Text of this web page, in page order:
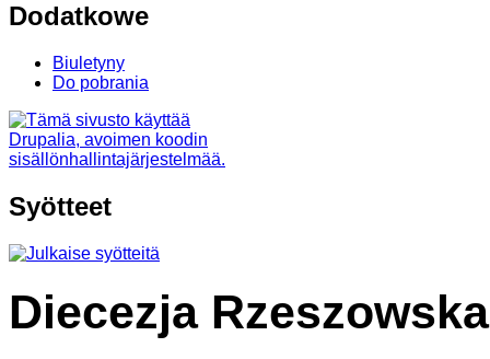
Dodatkowe
Biuletyny
Do pobrania
Syötteet
Diecezja Rzeszowska